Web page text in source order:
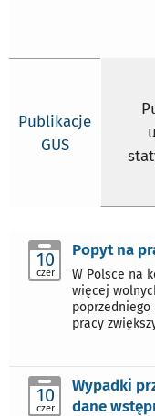
Publikacje
GUS
10
czer
Popyt na
W Polsce na
więcej
poprzedniego
pracy
10
czer
Wypadki
dane